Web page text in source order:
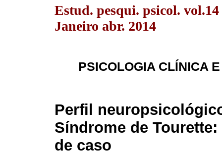
Estud. pesqui. psicol.
Janeiro abr. 2014
PSICOLOGIA CLÍNICA
Perfil
Síndrome de
de caso